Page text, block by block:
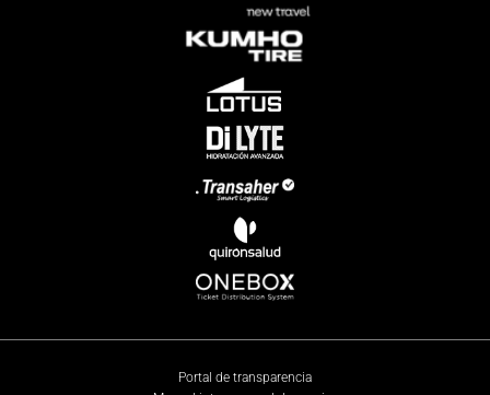
Portal de transparencia